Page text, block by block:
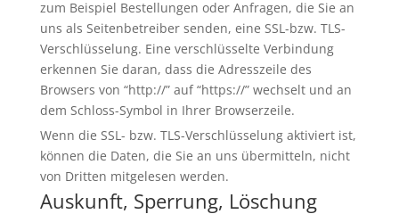
zum Beispiel Bestellungen oder Anfragen, die Sie an
uns als Seitenbetreiber senden, eine SSL-bzw. TLS-
Verschlüsselung. Eine verschlüsselte Verbindung
erkennen Sie daran, dass die Adresszeile des
Browsers von “http://” auf “https://” wechselt und an
dem Schloss-Symbol in Ihrer Browserzeile.
Wenn die SSL- bzw. TLS-Verschlüsselung aktiviert ist,
können die Daten, die Sie an uns übermitteln, nicht
von Dritten mitgelesen werden.
Auskunft, Sperrung, Löschung